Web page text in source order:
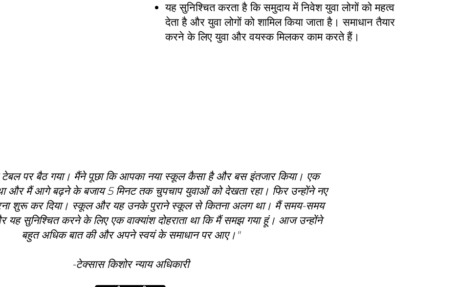
यह सुनिश्चित करता है कि समुदाय में निवेश युवा लोगों को महत्व
देता है और युवा लोगों को शामिल किया जाता है। समाधान तैयार
करने के लिए युवा और वयस्क मिलकर काम करते हैं।
टेबल पर बैठ गया। मैंने पूछा कि आपका नया स्कूल कैसा है और बस इंतजार किया। एक
और मैं आगे बढ़ने के बजाय 5 मिनट तक चुपचाप युवाओं को देखता रहा। फिर उन्होंने नए
शुरू कर दिया। स्कूल और यह उनके पुराने स्कूल से कितना अलग था। मैं समय-समय
यह सुनिश्चित करने के लिए एक वाक्यांश दोहराता था कि मैं समझ गया हूं। आज उन्होंने
बहुत अधिक बात की और अपने स्वयं के समाधान पर आए।"
-टेक्सास किशोर न्याय अधिकारी